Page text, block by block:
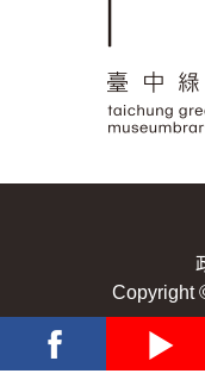
Copyright
Facebook